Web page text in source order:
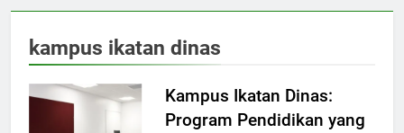
kampus ikatan dinas
Kampus Ikatan Dinas:
Program Pendidikan yang